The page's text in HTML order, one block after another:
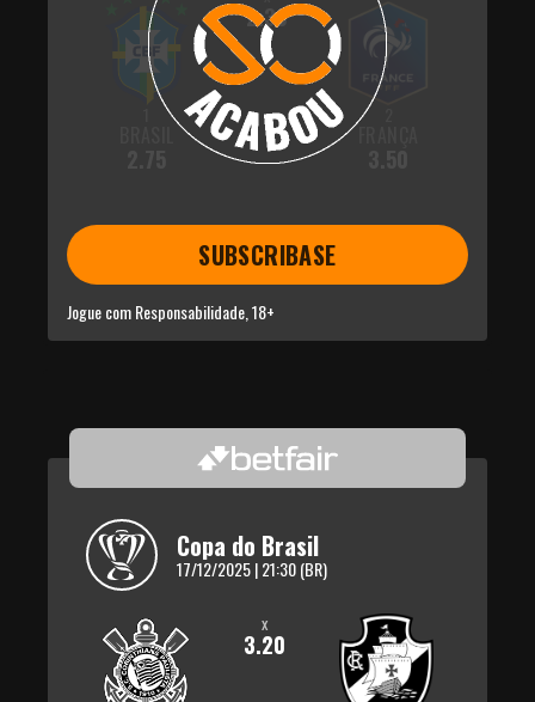
2.30
SUBSCRIBASE
Jogue com Responsabilidade, 18+
Copa do Brasil
17/12/2025 | 21:30 (BR)
x
3.20